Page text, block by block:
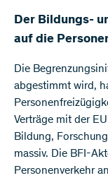
Der Bildungs-
auf die
Die
abgestimmt wird,
Verträge mit der
Bildung,
massiv. Die BFI-
Personenverkehr